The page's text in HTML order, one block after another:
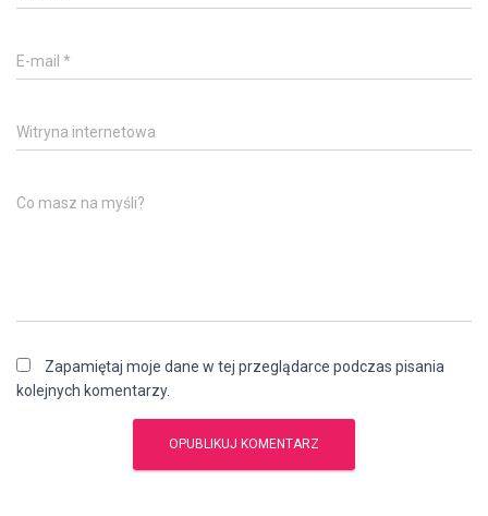
E-mail *
Witryna internetowa
Co masz na myśli?
Zapamiętaj moje dane w tej przeglądarce podczas pisania
kolejnych komentarzy.